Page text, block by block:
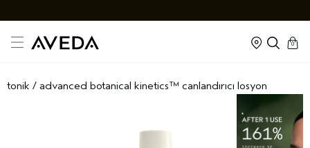
cart
0
tonik / advanced botanical kinetics™ canlandırıcı losyon